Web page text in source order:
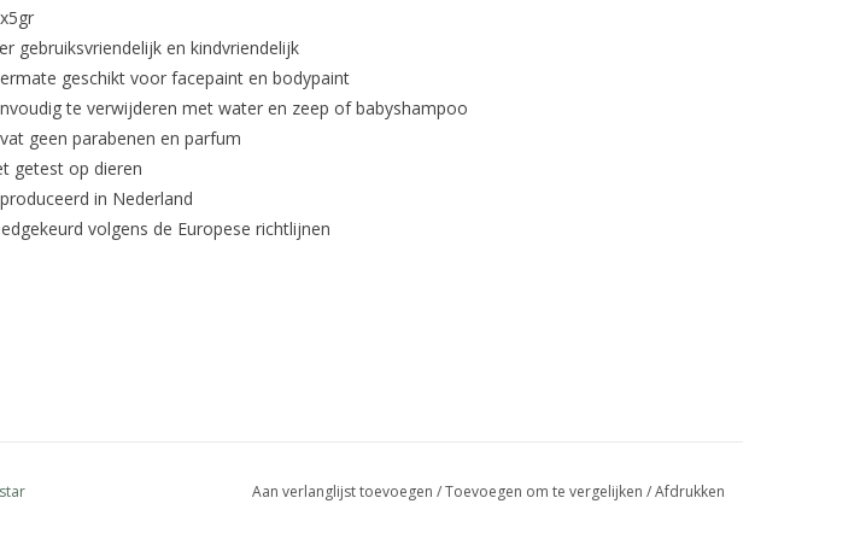
gebruiksvriendelijk en kindvriendelijk
geschikt voor facepaint en bodypaint
te verwijderen met water en zeep of babyshampoo
geen parabenen en parfum
getest op dieren
in Nederland
volgens de Europese richtlijnen
Aan verlanglijst toevoegen /Toevoegen om te vergelijken /Afdrukken